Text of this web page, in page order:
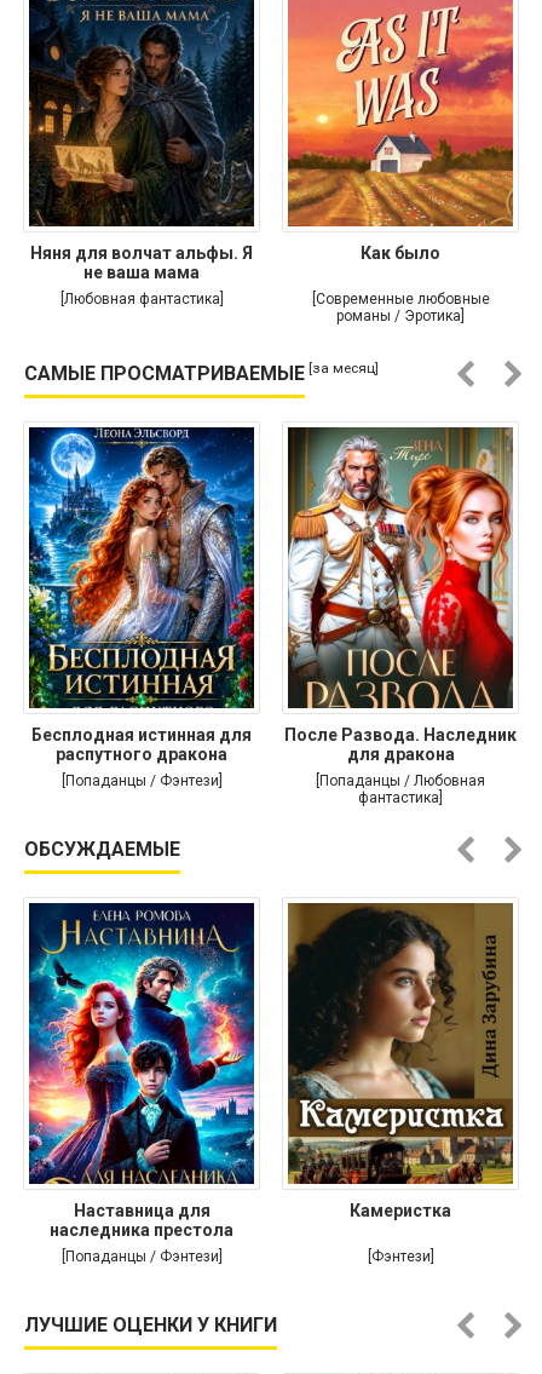
Няня для волчат альфы. Я
не ваша мама
[Любовная фантастика]
Как было
[Современные любовные
романы / Эротика]
САМЫЕ ПРОСМАТРИВАЕМЫЕ [за месяц]
Бесплодная истинная для
распутного дракона
[Попаданцы / Фэнтези]
После Развода. Наследник
для дракона
[Попаданцы / Любовная
фантастика]
ОБСУЖДАЕМЫЕ
Наставница для
наследника престола
[Попаданцы / Фэнтези]
Камеристка
[Фэнтези]
ЛУЧШИЕ ОЦЕНКИ У КНИГИ